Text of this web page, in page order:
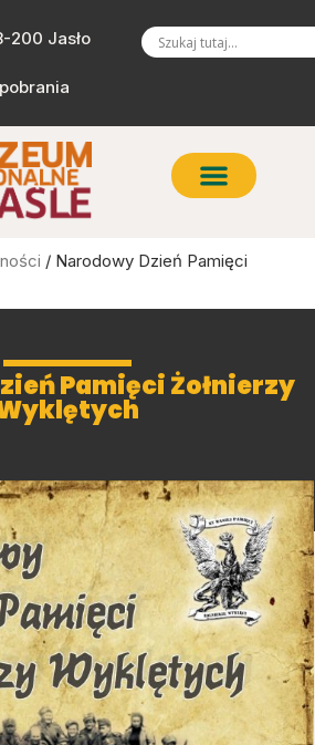
200 Jasło
/ Narodowy Dzień Pamięci
Pamięci Żołnierzy